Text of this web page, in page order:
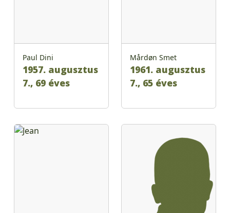
Paul Dini
1957. augusztus
7., 69 éves
Mårdøn Smet
1961. augusztus
7., 65 éves